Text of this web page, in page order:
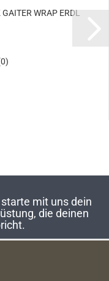
WRAP ERDL
0
mit uns dein
die deinen